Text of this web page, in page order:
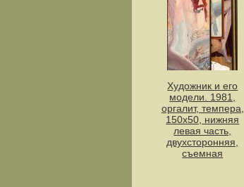
Художник и его
модели. 1981,
оргалит, темпера,
150х50, нижняя
левая часть,
двухсторонняя,
съемная